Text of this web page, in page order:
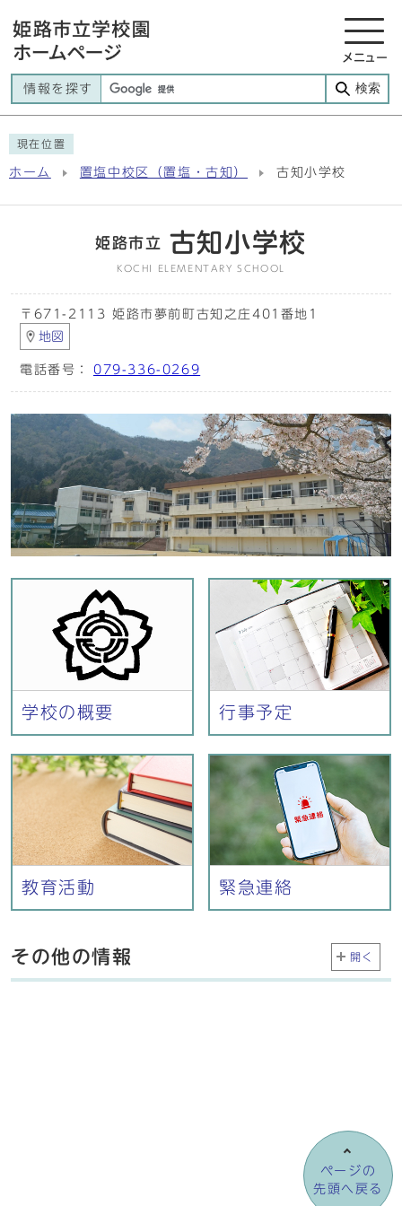
メニュー
情報を探す 検索
現在位置
ホーム 置塩中校区（置塩・古知） 古知小学校
姫路市立 古知小学校
KOCHI ELEMENTARY SCHOOL
〒671-2113 姫路市夢前町古知之庄401番地1
地図
電話番号： 079-336-0269
学校の概要 行事予定
教育活動 緊急連絡
その他の情報 開く
ページの
先頭へ戻る